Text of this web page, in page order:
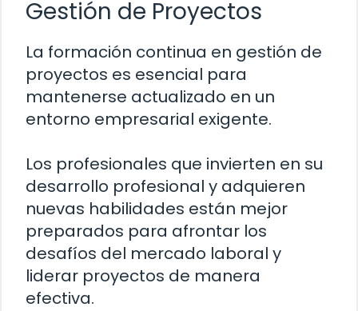
Gestión de Proyectos
La formación continua en gestión de
proyectos es esencial para
mantenerse actualizado en un
entorno empresarial exigente.
Los profesionales que invierten en su
desarrollo profesional y adquieren
nuevas habilidades están mejor
preparados para afrontar los
desafíos del mercado laboral y
liderar proyectos de manera
efectiva.